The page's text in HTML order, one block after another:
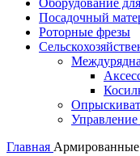
Оборудование
Посадочный
Роторные фрезы
Управление
Главная